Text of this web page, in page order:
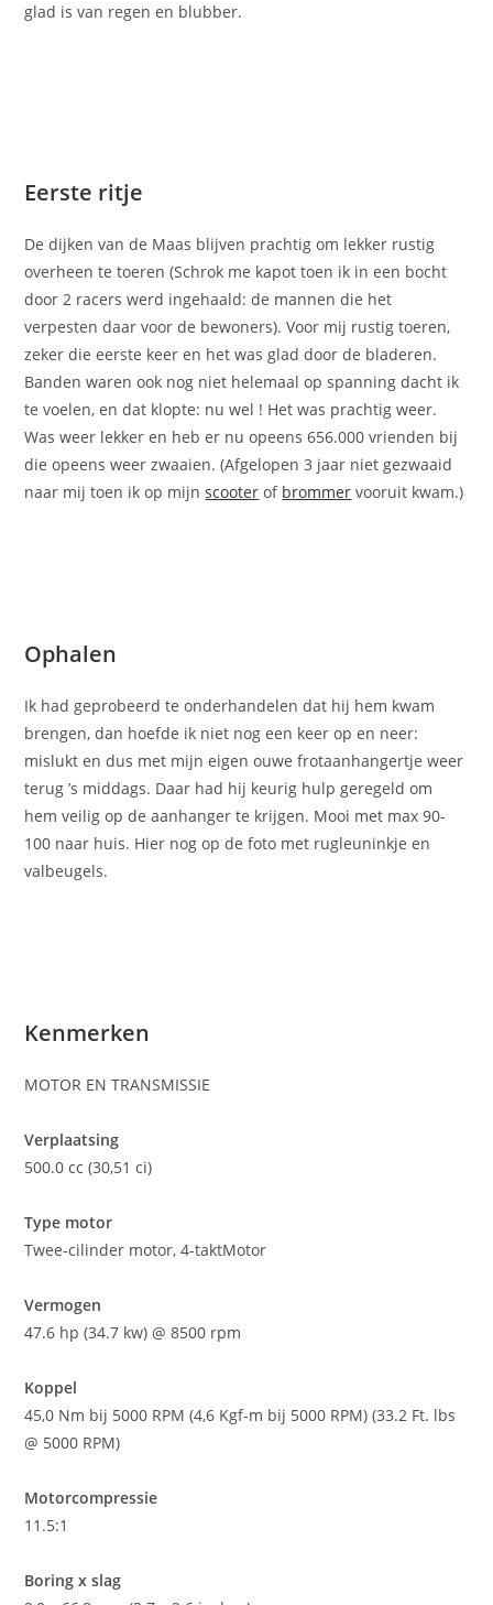
glad is van regen en blubber.
Eerste ritje
De dijken van de Maas blijven prachtig om lekker rustig
overheen te toeren (Schrok me kapot toen ik in een bocht
door 2 racers werd ingehaald: de mannen die het
verpesten daar voor de bewoners). Voor mij rustig toeren,
zeker die eerste keer en het was glad door de bladeren.
Banden waren ook nog niet helemaal op spanning dacht ik
te voelen, en dat klopte: nu wel ! Het was prachtig weer.
Was weer lekker en heb er nu opeens 656.000 vrienden bij
die opeens weer zwaaien. (Afgelopen 3 jaar niet gezwaaid
naar mij toen ik op mijnscooter of brommer vooruit kwam.)
Ophalen
Ik had geprobeerd te onderhandelen dat hij hem kwam
brengen, dan hoefde ik niet nog een keer op en neer:
mislukt en dus met mijn eigen ouwe frotaanhangertje weer
terug ’s middags. Daar had hij keurig hulp geregeld om
hem veilig op de aanhanger te krijgen. Mooi met max 90-
100 naar huis. Hier nog op de foto met rugleuninkje en
valbeugels.
Kenmerken
MOTOR EN TRANSMISSIE
Verplaatsing
500.0 cc (30,51 ci)
Type motor
Twee-cilinder motor, 4-taktMotor
Vermogen
47.6 hp (34.7 kw) @ 8500 rpm
Koppel
45,0 Nm bij 5000 RPM (4,6 Kgf-m bij 5000 RPM) (33.2 Ft. lbs
@ 5000 RPM)
Motorcompressie
11.5:1
Boring x slag